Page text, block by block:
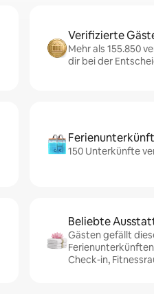
Verifizierte
Mehr als 155.850
dir bei der
150 Unterkünfte
Beliebte
Gästen gefällt
Check-in,